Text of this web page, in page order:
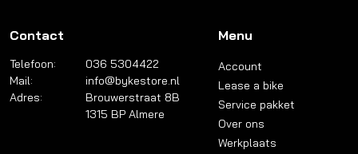
Contact
Telefoon:
036 5304422
Mail:
info@bykestore.nl
Adres:
Brouwerstraat 8B
1315 BP Almere
Menu
Account
Lease a bike
Service pakket
Over ons
Werkplaats